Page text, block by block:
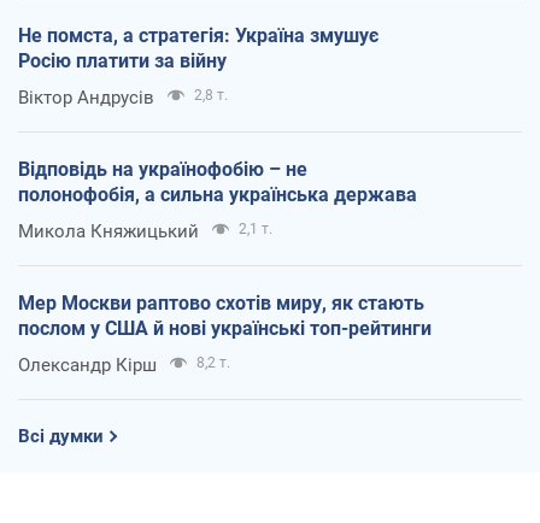
Не помста, а стратегія: Україна змушує
Росію платити за війну
Віктор Андрусів 2,8 т.
Відповідь на українофобію – не
полонофобія, а сильна українська держава
Микола Княжицький 2,1 т.
Мер Москви раптово схотів миру, як стають
послом у США й нові українські топ-рейтинги
Олександр Кірш 8,2 т.
Всі думки